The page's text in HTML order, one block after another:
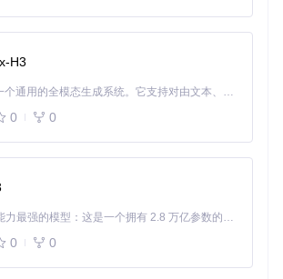
H3
MiniMax H3 是一个通用的全模态生成系统。它支持对由文本、图像、视频和音频组成的多模态上下文进行统一理解，并能生成分辨率高达 2K、时长可达 15 秒的带原生立体声音频的视频。得益于面向任务泛化的系统设计，H3 在预训练阶段就已具备广泛的多模态上下文理解与生成能力，能够出色地执行复杂的多模态指令。
0 0
Kimi K3 是Kimi能力最强的模型：这是一个拥有 2.8 万亿参数的混合专家（MoE）模型，具备原生视觉理解能力，并支持 100 万 token 的上下文窗口。
0 0